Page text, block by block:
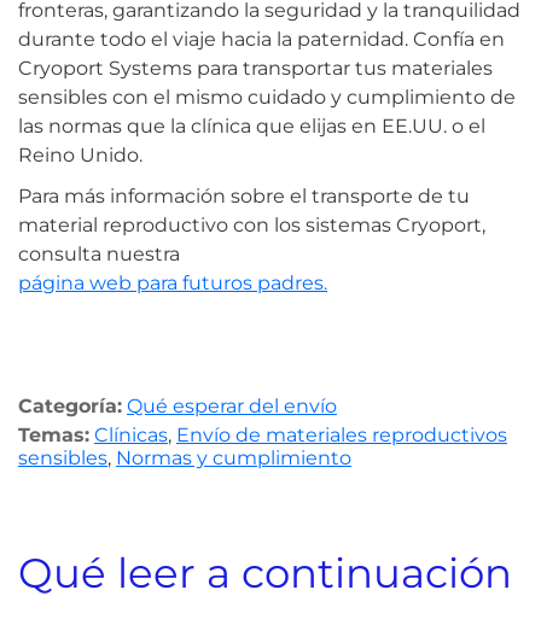
fronteras, garantizando la seguridad y la tranquilidad
durante todo el viaje hacia la paternidad. Confía en
Cryoport Systems para transportar tus materiales
sensibles con el mismo cuidado y cumplimiento de
las normas que la clínica que elijas en EE.UU. o el
Reino Unido.
Para más información sobre el transporte de tu
material reproductivo con los sistemas Cryoport,
consulta nuestra
página web para futuros padres.
Categoría: Qué esperar del envío
Temas: Clínicas, Envío de materiales reproductivos
sensibles, Normas y cumplimiento
Qué leer a continuación